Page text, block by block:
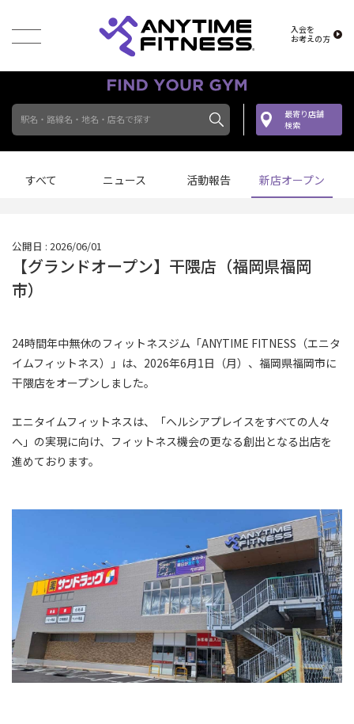
入会を
お考えの方
駅名・路線名・地名・店名で探す
最寄り店舗
検索
すべて ニュース 活動報告 新店オープン
公開日 : 2026/06/01
【グランドオープン】干隈店（福岡県福岡
市）
24時間年中無休のフィットネスジム「ANYTIME FITNESS（エニタ
イムフィットネス）」は、2026年6月1日（月）、福岡県福岡市に
干隈店をオープンしました。
エニタイムフィットネスは、「ヘルシアプレイスをすべての人々
へ」の実現に向け、フィットネス機会の更なる創出となる出店を
進めております。